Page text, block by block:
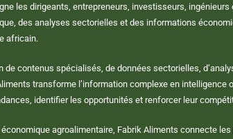
les dirigeants, entrepreneurs, investisseurs,
des analyses sectorielles et des informations
africain.
de contenus spécialisés, de données sectorielles,
transforme l’information complexe en intelligence
identifier les opportunités et renforcer leur
agroalimentaire, Fabrik Aliments connecte